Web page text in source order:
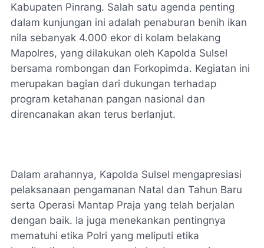
Kabupaten Pinrang. Salah satu agenda penting
dalam kunjungan ini adalah penaburan benih ikan
nila sebanyak 4.000 ekor di kolam belakang
Mapolres, yang dilakukan oleh Kapolda Sulsel
bersama rombongan dan Forkopimda. Kegiatan ini
merupakan bagian dari dukungan terhadap
program ketahanan pangan nasional dan
direncanakan akan terus berlanjut.
Dalam arahannya, Kapolda Sulsel mengapresiasi
pelaksanaan pengamanan Natal dan Tahun Baru
serta Operasi Mantap Praja yang telah berjalan
dengan baik. Ia juga menekankan pentingnya
mematuhi etika Polri yang meliputi etika